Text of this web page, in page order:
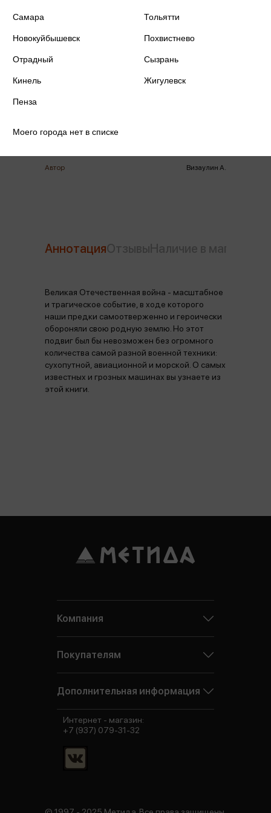
ISBN 978-5-378-32109-4
Проф-пресс
Автор Визаулин А.
Аннотация
Великая Отечественная война - масштабное
и трагическое событие, в ходе которого
наши предки самоотверженно и героически
обороняли свою родную землю. Но этот
подвиг был бы невозможен без огромного
количества самой разной военной техники:
сухопутной, авиационной и морской. О самых
известных и грозных машинах вы узнаете из
этой книги.
Самара Тольятти
Новокуйбышевск Похвистнево
Отрадный Сызрань
Кинель Жигулевск
Пенза
Моего города нет в списке
Компания
Покупателям
Дополнительная информация
Интернет - магазин:
+7 (937) 079-31-32